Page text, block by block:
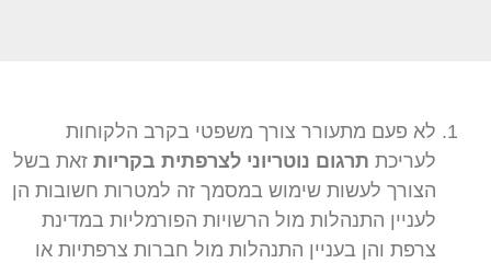
לא פעם מתעורר צורך משפטי בקרב הלקוחות
לעריכת תרגום נוטריוני לצרפתית בקריות זאת בשל
הצורך לעשות שימוש במסמך זה למטרות חשובות הן
לעניין התנהלות מול הרשויות הפורמליות במדינת
צרפת והן בעניין התנהלות מול חברות צרפתיות או